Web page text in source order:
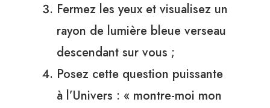
Fermez les yeux et visualisez un
rayon de lumière bleue verseau
descendant sur vous ;
Posez cette question puissante
à l’Univers : « montre-moi mon